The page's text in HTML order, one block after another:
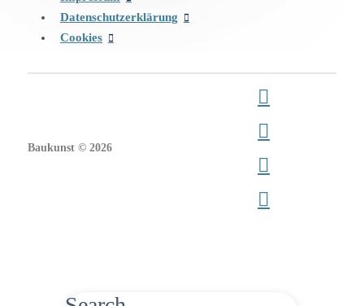
Datenschutzerklärung
Cookies
Baukunst © 2026